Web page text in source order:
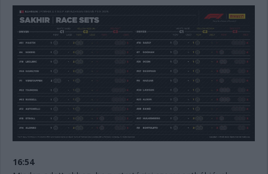
16:54